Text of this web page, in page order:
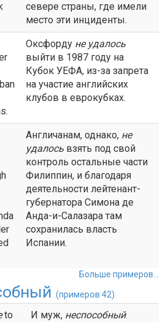
севере страны, где имели
место эти инциденты.
Оксфорду не удалось
выйти в 1987 году на
Кубок УЕФА, из-за запрета
на участие английских
клубов в еврокубках.
Англичанам, однако, не
удалось взять под свой
контроль остальные части
Филиппин, и благодаря
деятельности лейтенант-
губернатора Симона де
Анда-и-Салазара там
сохранилась власть
Испании.
Больше примеров...
(примеров 42)
to
И муж, неспособный